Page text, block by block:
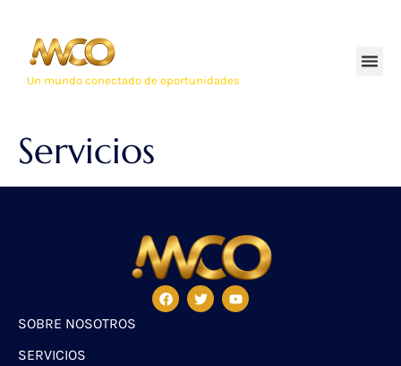
Un mundo conectado de oportunidades
Servicios
SOBRE NOSOTROS
SERVICIOS